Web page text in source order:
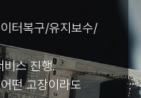
터복구/유지보수/
비스 진행.
떤 고장이라도